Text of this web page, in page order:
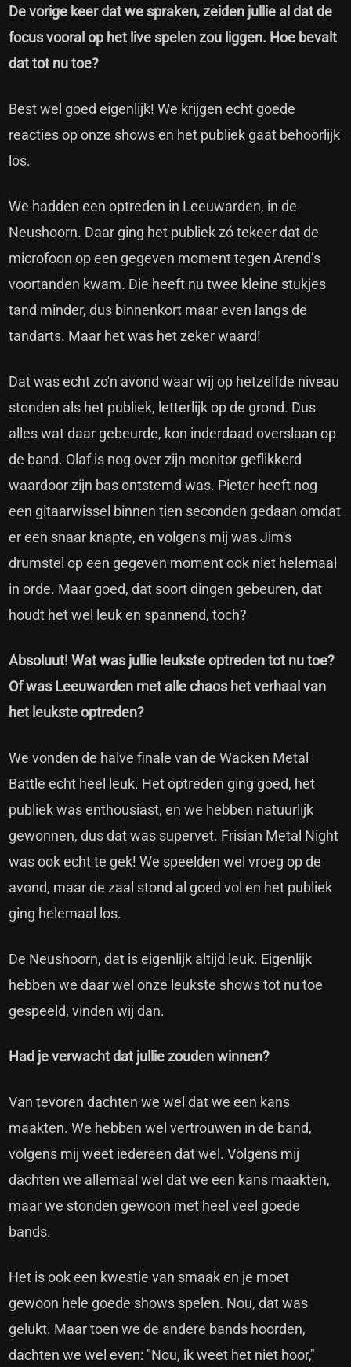
De vorige keer dat we spraken, zeiden jullie al dat de
focus vooral op het live spelen zou liggen. Hoe bevalt
dat tot nu toe?
Best wel goed eigenlijk! We krijgen echt goede
reacties op onze shows en het publiek gaat behoorlijk
los.
We hadden een optreden in Leeuwarden, in de
Neushoorn. Daar ging het publiek zó tekeer dat de
microfoon op een gegeven moment tegen Arend’s
voortanden kwam. Die heeft nu twee kleine stukjes
tand minder, dus binnenkort maar even langs de
tandarts. Maar het was het zeker waard!
Dat was echt zo'n avond waar wij op hetzelfde niveau
stonden als het publiek, letterlijk op de grond. Dus
alles wat daar gebeurde, kon inderdaad overslaan op
de band. Olaf is nog over zijn monitor geflikkerd
waardoor zijn bas ontstemd was. Pieter heeft nog
een gitaarwissel binnen tien seconden gedaan omdat
er een snaar knapte, en volgens mij was Jim's
drumstel op een gegeven moment ook niet helemaal
in orde. Maar goed, dat soort dingen gebeuren, dat
houdt het wel leuk en spannend, toch?
Absoluut! Wat was jullie leukste optreden tot nu toe?
Of was Leeuwarden met alle chaos het verhaal van
het leukste optreden?
We vonden de halve finale van de Wacken Metal
Battle echt heel leuk. Het optreden ging goed, het
publiek was enthousiast, en we hebben natuurlijk
gewonnen, dus dat was supervet. Frisian Metal Night
was ook echt te gek! We speelden wel vroeg op de
avond, maar de zaal stond al goed vol en het publiek
ging helemaal los.
De Neushoorn, dat is eigenlijk altijd leuk. Eigenlijk
hebben we daar wel onze leukste shows tot nu toe
gespeeld, vinden wij dan.
Had je verwacht dat jullie zouden winnen?
Van tevoren dachten we wel dat we een kans
maakten. We hebben wel vertrouwen in de band,
volgens mij weet iedereen dat wel. Volgens mij
dachten we allemaal wel dat we een kans maakten,
maar we stonden gewoon met heel veel goede
bands.
Het is ook een kwestie van smaak en je moet
gewoon hele goede shows spelen. Nou, dat was
gelukt. Maar toen we de andere bands hoorden,
dachten we wel even: "Nou, ik weet het niet hoor,"